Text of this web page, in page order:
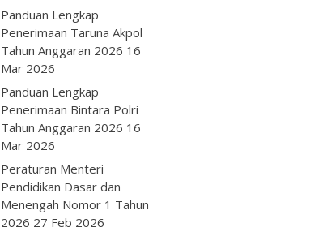
Panduan Lengkap
Penerimaan Taruna Akpol
Tahun Anggaran 2026 16
Mar 2026
Panduan Lengkap
Penerimaan Bintara Polri
Tahun Anggaran 2026 16
Mar 2026
Peraturan Menteri
Pendidikan Dasar dan
Menengah Nomor 1 Tahun
2026 27 Feb 2026